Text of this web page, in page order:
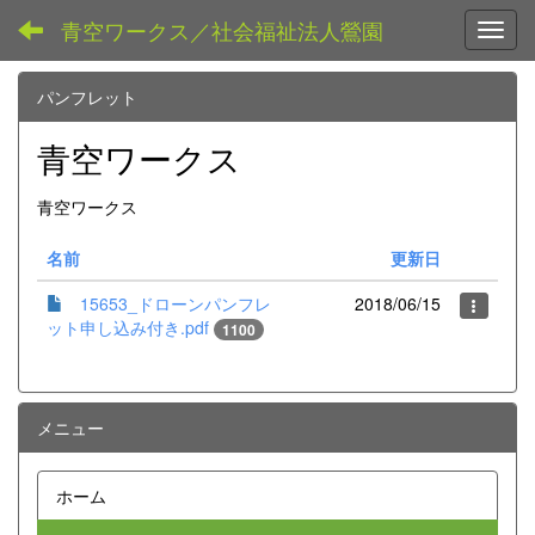
青空ワークス／社会福祉法人鶯園
パンフレット
青空ワークス
青空ワークス
名前
更新日
15653_ドローンパンフレ
ット申し込み付き.pdf
1100
2018/06/15
メニュー
ホーム